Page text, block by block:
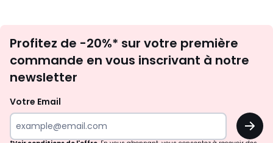
newsletter
Profitez de -20%* sur votre première
commande en vous inscrivant à notre
newsletter
Votre Email
OK